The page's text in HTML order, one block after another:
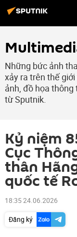
Những bức ảnh
xảy ra trên thế
ảnh, đồ họa
từ Sputnik.
Kỷ niệm
Cục
thân
quốc tế
18:35 24.06.2026
Đăng ký